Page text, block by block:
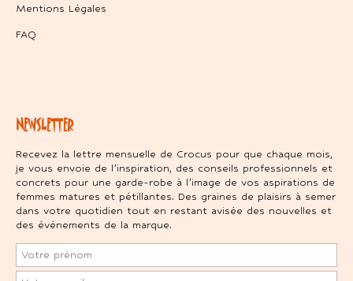
Mentions Légales
FAQ
NEWSLETTER
Recevez la lettre mensuelle de Crocus pour que chaque mois,
je vous envoie de l’inspiration, des conseils professionnels et
concrets pour une garde-robe à l’image de vos aspirations de
femmes matures et pétillantes. Des graines de plaisirs à semer
dans votre quotidien tout en restant avisée des nouvelles et
des événements de la marque.